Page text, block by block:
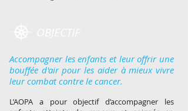
Accompagner les enfants et leur offrir une
bouffée d'air pour les aider à mieux vivre
leur combat contre le cancer.
L’AOPA a pour objectif d’accompagner les